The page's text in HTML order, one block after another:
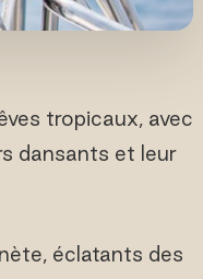
tropicaux, avec
dansants et leur
éclatants des